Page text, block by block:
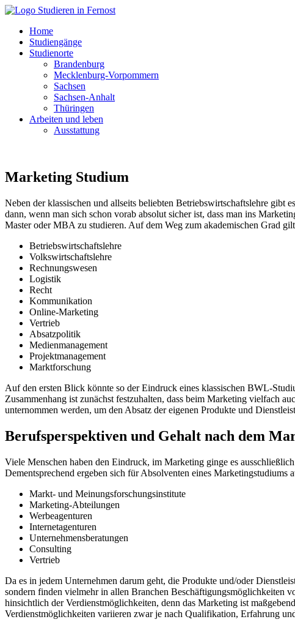
Home
Studiengänge
Studienorte
Brandenburg
Mecklenburg-Vorpommern
Sachsen
Sachsen-Anhalt
Thüringen
Arbeiten und leben
Ausstattung
Marketing Studium
Neben der klassischen und allseits beliebten Betriebswirtschaftslehre gibt
dann, wenn man sich schon vorab absolut sicher ist, dass man ins
Master oder MBA zu studieren. Auf dem Weg zum akademischen Grad
Betriebswirtschaftslehre
Volkswirtschaftslehre
Rechnungswesen
Logistik
Recht
Kommunikation
Online-Marketing
Vertrieb
Absatzpolitik
Medienmanagement
Projektmanagement
Marktforschung
Auf den ersten Blick könnte so der Eindruck eines klassischen BWL-
Zusammenhang ist zunächst festzuhalten, dass beim Marketing vielfach
unternommen werden, um den Absatz der eigenen Produkte und
Berufsperspektiven und Gehalt nach dem
Viele Menschen haben den Eindruck, im Marketing ginge es
Dementsprechend ergeben sich für Absolventen eines
Markt- und Meinungsforschungsinstitute
Marketing-Abteilungen
Werbeagenturen
Internetagenturen
Unternehmensberatungen
Consulting
Vertrieb
Da es in jedem Unternehmen darum geht, die Produkte und/oder
sondern finden vielmehr in allen Branchen Beschäftigungsmöglichkeiten
hinsichtlich der Verdienstmöglichkeiten, denn das Marketing ist
Verdienstmöglichkeiten variieren zwar je nach Qualifikation, Erfahrung